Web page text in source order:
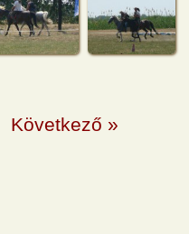
Következő »